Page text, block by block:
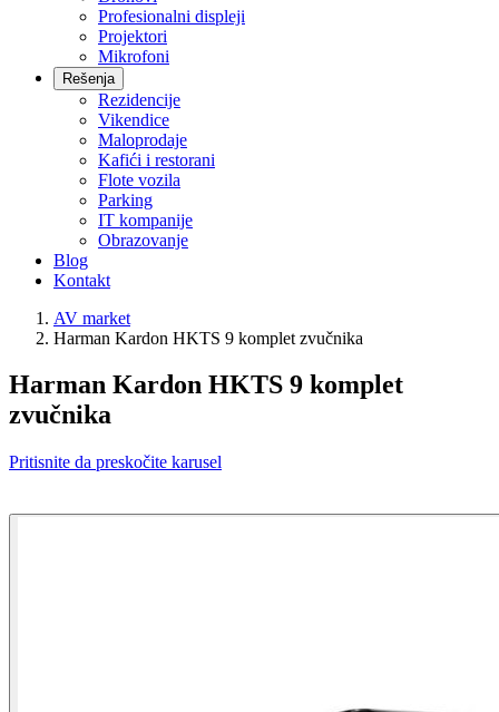
Profesionalni displeji
Projektori
Mikrofoni
Rešenja
Rezidencije
Vikendice
Maloprodaje
Kafići i restorani
Flote vozila
Parking
IT kompanije
Obrazovanje
Blog
Kontakt
AV market
Harman Kardon HKTS 9 komplet zvučnika
Harman Kardon HKTS 9 komplet
zvučnika
Pritisnite da preskočite karusel